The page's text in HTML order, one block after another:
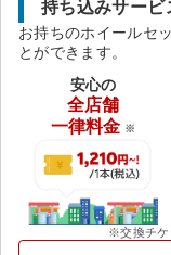
持ち込みサービ
お持ちのホイールセ
とができます。
安心の
全店舗
一律料金 ※
※交換チケ